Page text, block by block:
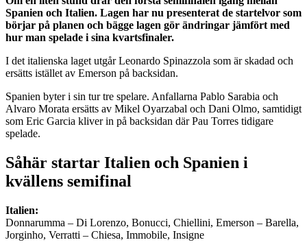
Spanien och Italien. Lagen har nu presenterat de startelvor som
börjar på planen och bägge lagen gör ändringar jämfört med
hur man spelade i sina kvartsfinaler.
I det italienska laget utgår Leonardo Spinazzola som är skadad och
ersätts istället av Emerson på backsidan.
Spanien byter i sin tur tre spelare. Anfallarna Pablo Sarabia och
Alvaro Morata ersätts av Mikel Oyarzabal och Dani Olmo, samtidigt
som Eric Garcia kliver in på backsidan där Pau Torres tidigare
spelade.
Såhär startar Italien och Spanien i
kvällens semifinal
Italien:
Donnarumma – Di Lorenzo, Bonucci, Chiellini, Emerson – Barella,
Jorginho, Verratti – Chiesa, Immobile, Insigne